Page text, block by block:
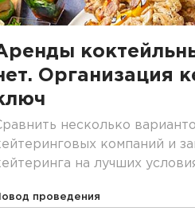
Организация
несколько
компаний и
на лучших
проведения